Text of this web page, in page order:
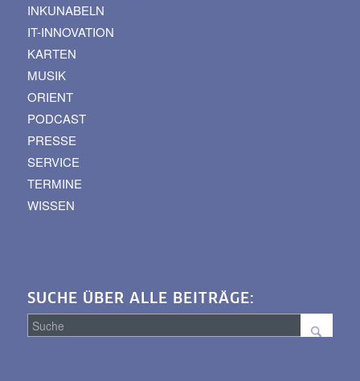
INKUNABELN
IT-INNOVATION
KARTEN
MUSIK
ORIENT
PODCAST
PRESSE
SERVICE
TERMINE
WISSEN
SUCHE ÜBER ALLE BEITRÄGE: